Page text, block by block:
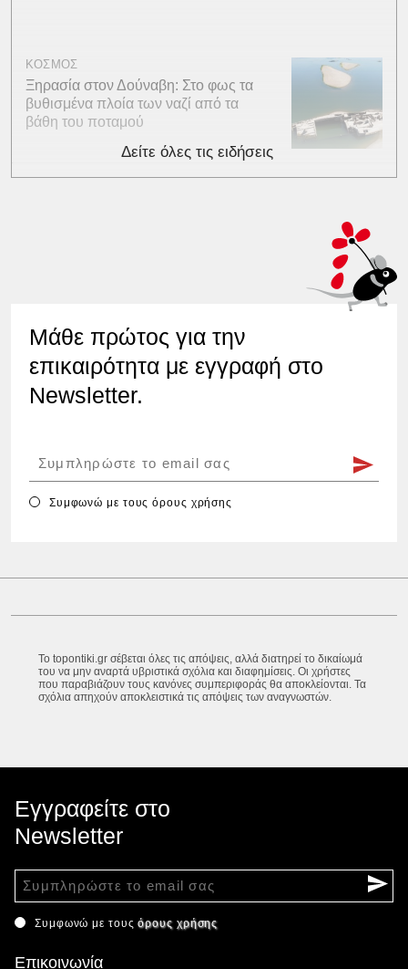
ΚΟΣΜΟΣ
Ξηρασία στον Δούναβη: Στο φως τα
βυθισμένα πλοία των ναζί από τα
βάθη του ποταμού
Δείτε όλες τις ειδήσεις
Μάθε πρώτος για την
επικαιρότητα με εγγραφή στο
Newsletter.
Συμφωνώ με τουςόρους χρήσης
Το topontiki.gr σέβεται όλες τις απόψεις, αλλά διατηρεί το δικαίωμά
του να μην αναρτά υβριστικά σχόλια και διαφημίσεις. Οι χρήστες
που παραβιάζουν τους κανόνες συμπεριφοράς θα αποκλείονται. Τα
σχόλια απηχούν αποκλειστικά τις απόψεις των αναγνωστών.
Εγγραφείτε στο
Newsletter
Συμφωνώ με τουςόρους χρήσης
Επικοινωνία